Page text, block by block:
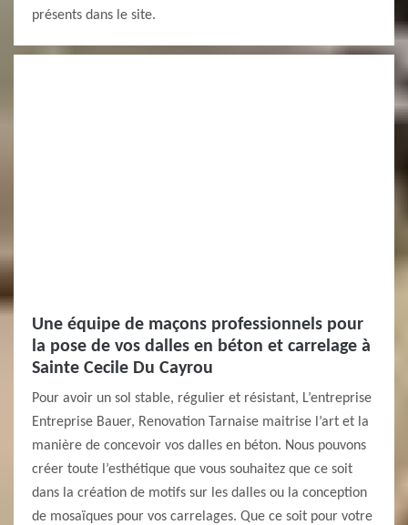
présents dans le site.
Une équipe de maçons professionnels pour
la pose de vos dalles en béton et carrelage à
Sainte Cecile Du Cayrou
Pour avoir un sol stable, régulier et résistant, L’entreprise
Entreprise Bauer, Renovation Tarnaise maitrise l’art et la
manière de concevoir vos dalles en béton. Nous pouvons
créer toute l’esthétique que vous souhaitez que ce soit
dans la création de motifs sur les dalles ou la conception
de mosaïques pour vos carrelages. Que ce soit pour votre